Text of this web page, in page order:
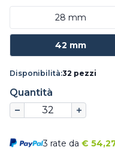
28 mm
42 mm
Disponibilità:32 pezzi
Quantità
3 rate da €